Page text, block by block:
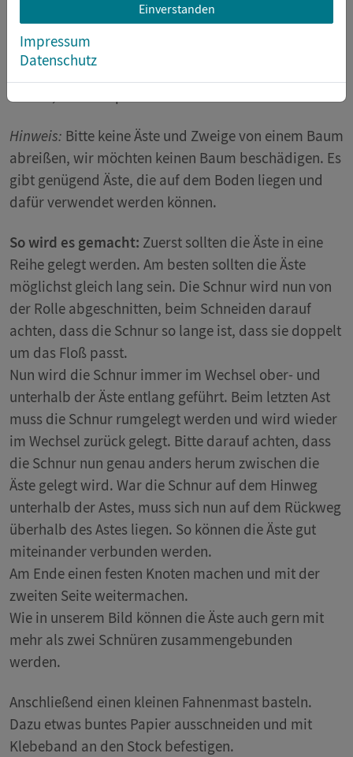
Einverstanden
Impressum
Datenschutz
bauen wir ein Floß aus Ästen und Zweigen und
probieren es aus.
Hinweis: Bitte keine Äste und Zweige von einem Baum
abreißen, wir möchten keinen Baum beschädigen. Es
gibt genügend Äste, die auf dem Boden liegen und
dafür verwendet werden können.
So wird es gemacht: Zuerst sollten die Äste in eine
Reihe gelegt werden. Am besten sollten die Äste
möglichst gleich lang sein. Die Schnur wird nun von
der Rolle abgeschnitten, beim Schneiden darauf
achten, dass die Schnur so lange ist, dass sie doppelt
um das Floß passt.
Nun wird die Schnur immer im Wechsel ober- und
unterhalb der Äste entlang geführt. Beim letzten Ast
muss die Schnur rumgelegt werden und wird wieder
im Wechsel zurück gelegt. Bitte darauf achten, dass
die Schnur nun genau anders herum zwischen die
Äste gelegt wird. War die Schnur auf dem Hinweg
unterhalb der Astes, muss sich nun auf dem Rückweg
überhalb des Astes liegen. So können die Äste gut
miteinander verbunden werden.
Am Ende einen festen Knoten machen und mit der
zweiten Seite weitermachen.
Wie in unserem Bild können die Äste auch gern mit
mehr als zwei Schnüren zusammengebunden
werden.
Anschließend einen kleinen Fahnenmast basteln.
Dazu etwas buntes Papier ausschneiden und mit
Klebeband an den Stock befestigen.